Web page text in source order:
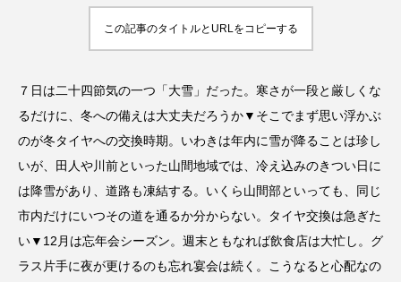
この記事のタイトルとURLをコピーする
７日は二十四節気の一つ「大雪」だった。寒さが一段と厳しくな
るだけに、冬への備えは大丈夫だろうか▼そこでまず思い浮かぶ
のが冬タイヤへの交換時期。いわきは年内に雪が降ることは珍し
いが、田人や川前といった山間地域では、冷え込みのきつい日に
は降雪があり、道路も凍結する。いくら山間部といっても、同じ
市内だけにいつその道を通るか分からない。タイヤ交換は急ぎた
い▼12月は忘年会シーズン。週末ともなれば飲食店は大忙し。グ
ラス片手に夜が更けるのも忘れ宴会は続く。こうなると心配なの